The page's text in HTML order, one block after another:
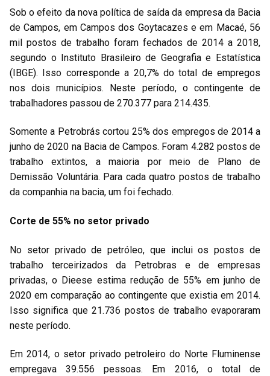
Sob o efeito da nova política de saída da empresa da Bacia
de Campos, em Campos dos Goytacazes e em Macaé, 56
mil postos de trabalho foram fechados de 2014 a 2018,
segundo o Instituto Brasileiro de Geografia e Estatística
(IBGE). Isso corresponde a 20,7% do total de empregos
nos dois municípios. Neste período, o contingente de
trabalhadores passou de 270.377 para 214.435.
Somente a Petrobrás cortou 25% dos empregos de 2014 a
junho de 2020 na Bacia de Campos. Foram 4.282 postos de
trabalho extintos, a maioria por meio de Plano de
Demissão Voluntária. Para cada quatro postos de trabalho
da companhia na bacia, um foi fechado.
Corte de 55% no setor privado
No setor privado de petróleo, que inclui os postos de
trabalho terceirizados da Petrobras e de empresas
privadas, o Dieese estima redução de 55% em junho de
2020 em comparação ao contingente que existia em 2014.
Isso significa que 21.736 postos de trabalho evaporaram
neste período.
Em 2014, o setor privado petroleiro do Norte Fluminense
empregava 39.556 pessoas. Em 2016, o total de